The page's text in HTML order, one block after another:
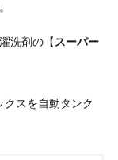
洗剤の【 スーパー
クスを自動タンク